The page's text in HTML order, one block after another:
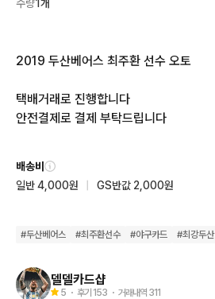
수량1개
2019 두산베어스 최주환 선수 오토
택배거래로 진행합니다
안전결제로 결제 부탁드립니다
배송비
일반 4,000원
GS반값 2,000원
#두산베어스 #최주환선수 #야구카드 #최강두산
델델카드샵
5 ・ 후기 153 ・ 거래내역 311